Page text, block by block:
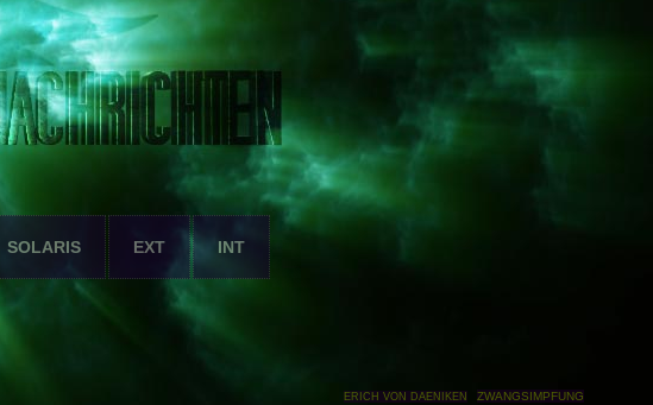
SOLARIS EXT INT
ERICH VON DAENIKEN
ZWANGSIMPFUNG